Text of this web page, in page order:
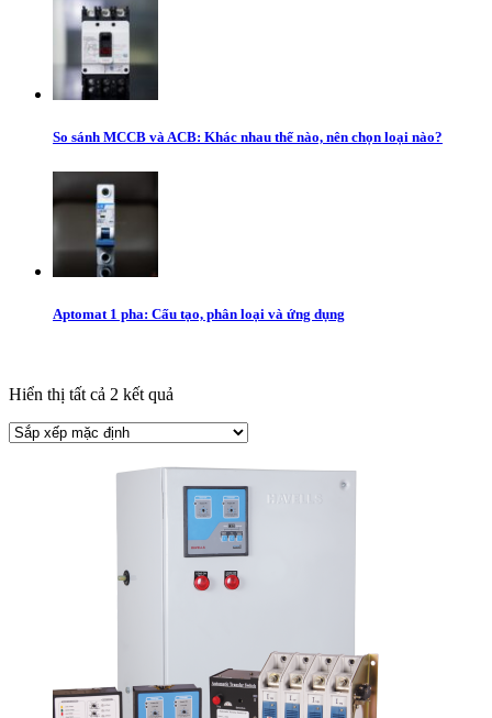
So sánh MCCB và ACB: Khác nhau thế nào, nên chọn loại nào?
Aptomat 1 pha: Cấu tạo, phân loại và ứng dụng
Hiển thị tất cả 2 kết quả